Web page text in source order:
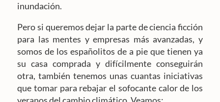
inundación.
Pero si queremos dejar la parte de ciencia ficción
para las mentes y empresas más avanzadas, y
somos de los españolitos de a pie que tienen ya
su casa comprada y difícilmente conseguirán
otra, también tenemos unas cuantas iniciativas
que tomar para rebajar el sofocante calor de los